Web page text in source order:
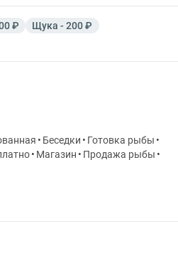
₽
Щука - 200 ₽
Беседки
Готовка рыбы
Магазин
Продажа рыбы